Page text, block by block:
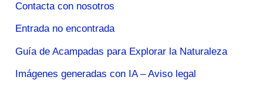
Contacta con nosotros
Entrada no encontrada
Guía de Acampadas para Explorar la Naturaleza
Imágenes generadas con IA – Aviso legal